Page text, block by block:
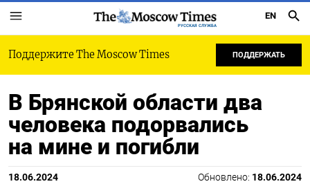
РУССКАЯ СЛУЖБА
EN
Поддержите The Moscow Times ПОДДЕРЖАТЬ
В Брянской области два
человека подорвались
на мине и погибли
18.06.2024 Обновлено: 18.06.2024